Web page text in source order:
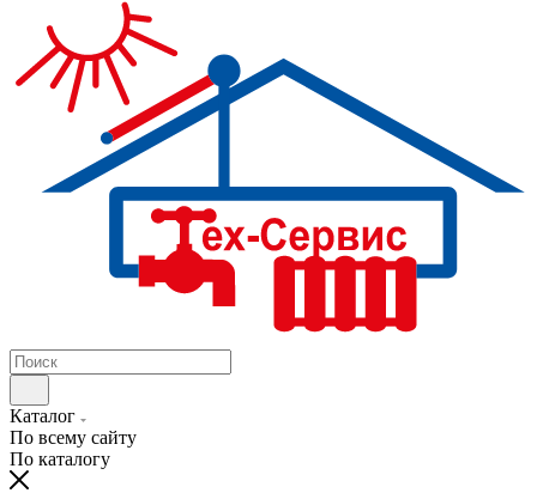
Каталог
По всему сайту
По каталогу